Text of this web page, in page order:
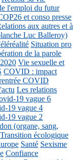
l'emploi du futur
et conso presse
aux autres et à
Luc Balleroy)
Situation pro
de la parole
Vie sexuelle et
COVID : impact
COVID
Les relations
19 vague 6
19 vague 4
19 vague 2
(organe, sang,
Transition écologique
Santé Sexisme
Confiance